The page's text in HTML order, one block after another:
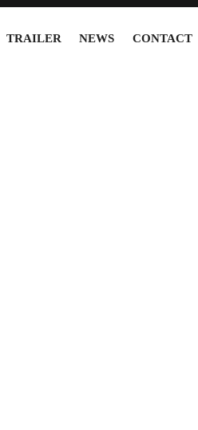
TRAILER NEWS CONTACT